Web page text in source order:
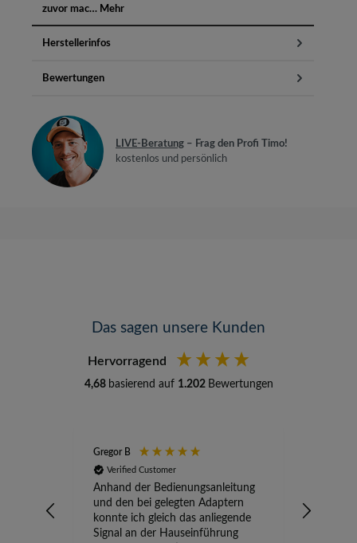
zuvor mac… Mehr
Herstellerinfos
Bewertungen
LIVE-Beratung – Frag den Profi Timo!
kostenlos und persönlich
Das sagen unsere Kunden
Hervorragend
4,68 basierend auf 1.202 Bewertungen
Gregor B
Verified Customer
Anhand der Bedienungsanleitung
und den bei gelegten Adaptern
konnte ich gleich das anliegende
Signal an der Hauseinführung